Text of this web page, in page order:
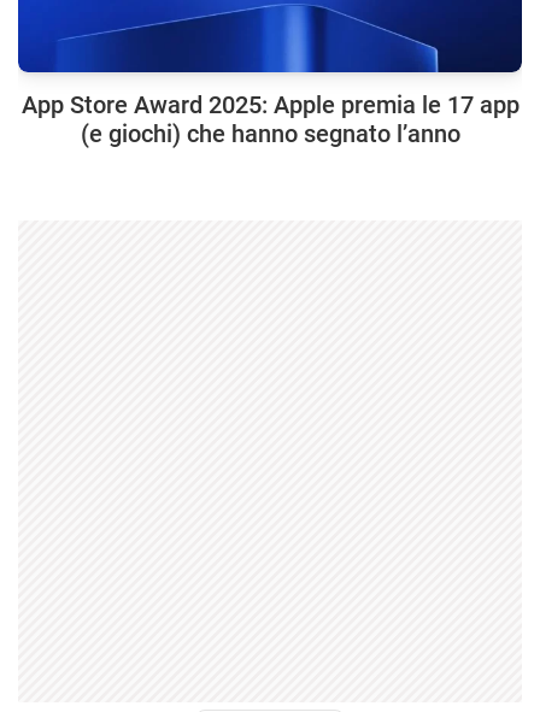
App Store Award 2025: Apple premia le 17 app
(e giochi) che hanno segnato l’anno